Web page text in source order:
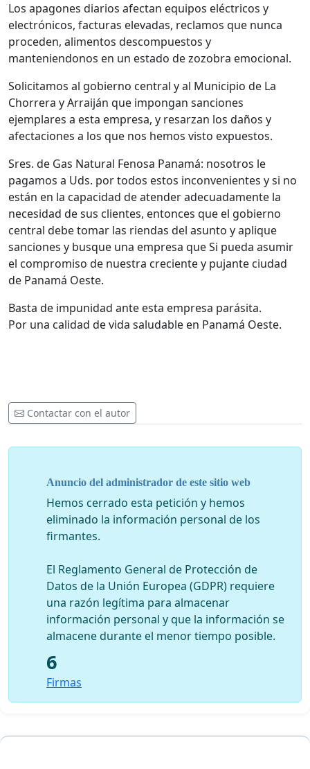
Los apagones diarios afectan equipos eléctricos y
electrónicos, facturas elevadas, reclamos que nunca
proceden, alimentos descompuestos y
manteniendonos en un estado de zozobra emocional.
Solicitamos al gobierno central y al Municipio de La
Chorrera y Arraiján que impongan sanciones
ejemplares a esta empresa, y resarzan los daños y
afectaciones a los que nos hemos visto expuestos.
Sres. de Gas Natural Fenosa Panamá: nosotros le
pagamos a Uds. por todos estos inconvenientes y si no
están en la capacidad de atender adecuadamente la
necesidad de sus clientes, entonces que el gobierno
central debe tomar las riendas del asunto y aplique
sanciones y busque una empresa que Si pueda asumir
el compromiso de nuestra creciente y pujante ciudad
de Panamá Oeste.
Basta de impunidad ante esta empresa parásita.
Por una calidad de vida saludable en Panamá Oeste.
Contactar con el autor
Anuncio del administrador de este sitio web
Hemos cerrado esta petición y hemos
eliminado la información personal de los
firmantes.
El Reglamento General de Protección de
Datos de la Unión Europea (GDPR) requiere
una razón legítima para almacenar
información personal y que la información se
almacene durante el menor tiempo posible.
6
Firmas